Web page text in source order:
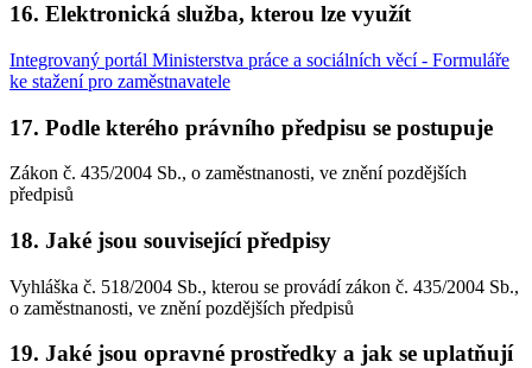
16. Elektronická služba, kterou lze využít
Integrovaný portál Ministerstva práce a sociálních věcí - Formuláře
ke stažení pro zaměstnavatele
17. Podle kterého právního předpisu se postupuje
Zákon č. 435/2004 Sb., o zaměstnanosti, ve znění pozdějších
předpisů
18. Jaké jsou související předpisy
Vyhláška č. 518/2004 Sb., kterou se provádí zákon č. 435/2004 Sb.,
o zaměstnanosti, ve znění pozdějších předpisů
19. Jaké jsou opravné prostředky a jak se uplatňují